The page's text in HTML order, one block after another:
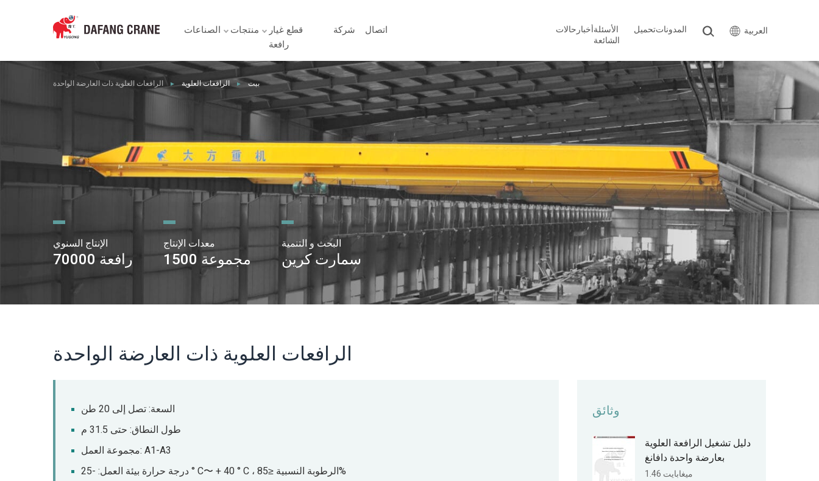
الصناعات منتجات
قطع غيار
رافعة
شركة اتصال حالاتأخبارالأسئلة
الشائعة
تحميلالمدونات العربية
بيت ► الرافعات العلوية ► الرافعات العلوية ذات العارضة الواحدة
الإنتاج السنوي
70000 رافعة
معدات الإنتاج
1500 مجموعة
البحث و التنمية
سمارت كرين
الرافعات العلوية ذات العارضة الواحدة
السعة: تصل إلى 20 طن
طول النطاق: حتى 31.5 م
مجموعة العمل: A1-A3
درجة حرارة بيئة العمل: -25 ° C〜 + 40 ° C ، الرطوبة النسبية ≤85%
وثائق
دليل تشغيل الرافعة العلوية
بعارضة واحدة دافانغ
1.46 ميغابايت